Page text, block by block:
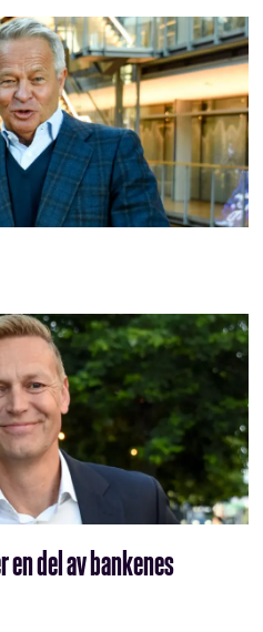
del av bankenes